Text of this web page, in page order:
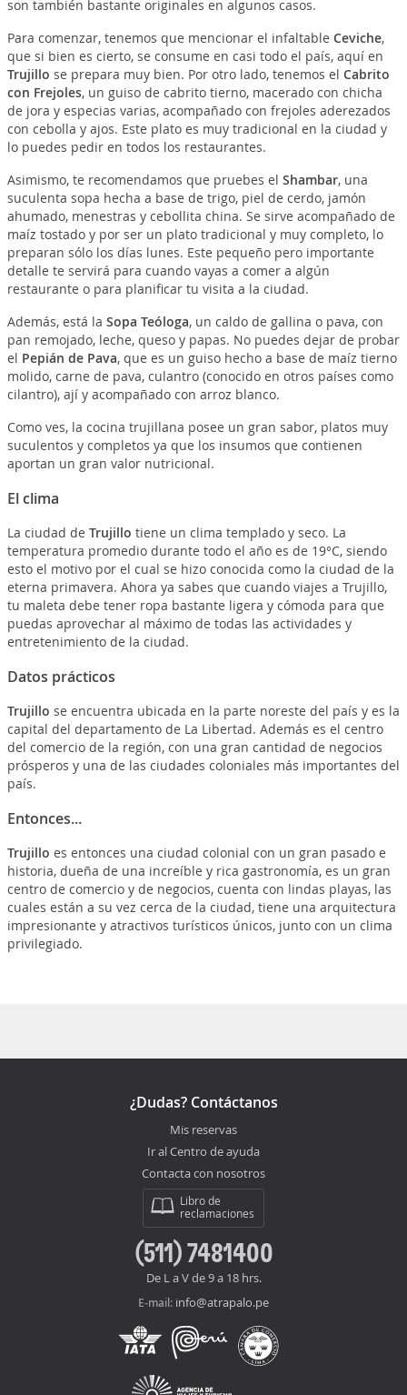
son también bastante originales en algunos casos.
Para comenzar, tenemos que mencionar el infaltable Ceviche,
que si bien es cierto, se consume en casi todo el país, aquí en
Trujillo se prepara muy bien. Por otro lado, tenemos el Cabrito
con Frejoles, un guiso de cabrito tierno, macerado con chicha
de jora y especias varias, acompañado con frejoles aderezados
con cebolla y ajos. Este plato es muy tradicional en la ciudad y
lo puedes pedir en todos los restaurantes.
Asimismo, te recomendamos que pruebes el Shambar, una
suculenta sopa hecha a base de trigo, piel de cerdo, jamón
ahumado, menestras y cebollita china. Se sirve acompañado de
maíz tostado y por ser un plato tradicional y muy completo, lo
preparan sólo los días lunes. Este pequeño pero importante
detalle te servirá para cuando vayas a comer a algún
restaurante o para planificar tu visita a la ciudad.
Además, está la Sopa Teóloga, un caldo de gallina o pava, con
pan remojado, leche, queso y papas. No puedes dejar de probar
el Pepián de Pava, que es un guiso hecho a base de maíz tierno
molido, carne de pava, culantro (conocido en otros países como
cilantro), ají y acompañado con arroz blanco.
Como ves, la cocina trujillana posee un gran sabor, platos muy
suculentos y completos ya que los insumos que contienen
aportan un gran valor nutricional.
El clima
La ciudad de Trujillo tiene un clima templado y seco. La
temperatura promedio durante todo el año es de 19°C, siendo
esto el motivo por el cual se hizo conocida como la ciudad de la
eterna primavera. Ahora ya sabes que cuando viajes a Trujillo,
tu maleta debe tener ropa bastante ligera y cómoda para que
puedas aprovechar al máximo de todas las actividades y
entretenimiento de la ciudad.
Datos prácticos
Trujillo se encuentra ubicada en la parte noreste del país y es la
capital del departamento de La Libertad. Además es el centro
del comercio de la región, con una gran cantidad de negocios
prósperos y una de las ciudades coloniales más importantes del
país.
Entonces...
Trujillo es entonces una ciudad colonial con un gran pasado e
historia, dueña de una increíble y rica gastronomía, es un gran
centro de comercio y de negocios, cuenta con lindas playas, las
cuales están a su vez cerca de la ciudad, tiene una arquitectura
impresionante y atractivos turísticos únicos, junto con un clima
privilegiado.
¿Dudas? Contáctanos
Mis reservas
Ir al Centro de ayuda
Contacta con nosotros
Libro de
reclamaciones
(511) 7481400
De L a V de 9 a 18 hrs.
E-mail: info@atrapalo.pe